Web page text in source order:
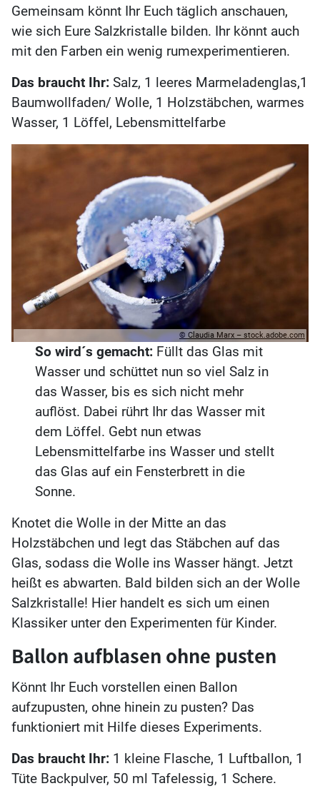
Gemeinsam könnt Ihr Euch täglich anschauen,
wie sich Eure Salzkristalle bilden. Ihr könnt auch
mit den Farben ein wenig rumexperimentieren.
Das braucht Ihr: Salz, 1 leeres Marmeladenglas,1
Baumwollfaden/ Wolle, 1 Holzstäbchen, warmes
Wasser, 1 Löffel, Lebensmittelfarbe
© Claudia Marx – stock.adobe.com
So wird´s gemacht: Füllt das Glas mit
Wasser und schüttet nun so viel Salz in
das Wasser, bis es sich nicht mehr
auflöst. Dabei rührt Ihr das Wasser mit
dem Löffel. Gebt nun etwas
Lebensmittelfarbe ins Wasser und stellt
das Glas auf ein Fensterbrett in die
Sonne.
Knotet die Wolle in der Mitte an das
Holzstäbchen und legt das Stäbchen auf das
Glas, sodass die Wolle ins Wasser hängt. Jetzt
heißt es abwarten. Bald bilden sich an der Wolle
Salzkristalle! Hier handelt es sich um einen
Klassiker unter den Experimenten für Kinder.
Ballon aufblasen ohne pusten
Könnt Ihr Euch vorstellen einen Ballon
aufzupusten, ohne hinein zu pusten? Das
funktioniert mit Hilfe dieses Experiments.
Das braucht Ihr: 1 kleine Flasche, 1 Luftballon, 1
Tüte Backpulver, 50 ml Tafelessig, 1 Schere.